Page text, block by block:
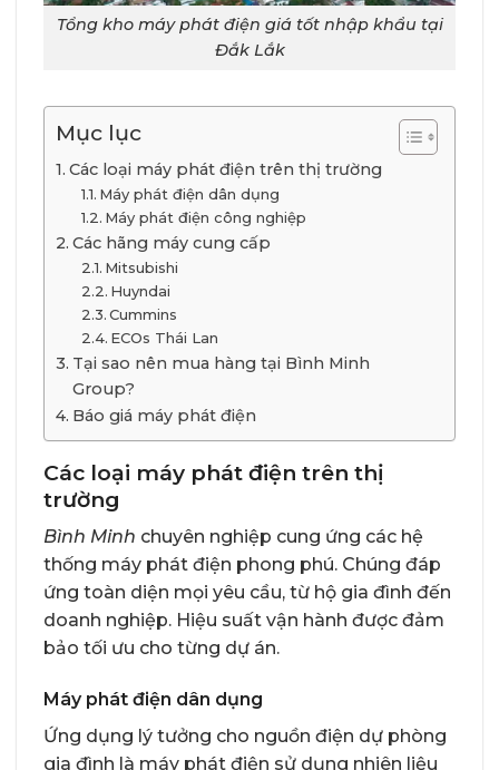
Tổng kho máy phát điện giá tốt nhập khẩu tại
Đắk Lắk
Mục lục
Các loại máy phát điện trên thị trường
Máy phát điện dân dụng
Máy phát điện công nghiệp
Các hãng máy cung cấp
Mitsubishi
Huyndai
Cummins
ECOs Thái Lan
Tại sao nên mua hàng tại Bình Minh
Group?
Báo giá máy phát điện
Các loại máy phát điện trên thị
trường
Bình Minh chuyên nghiệp cung ứng các hệ
thống máy phát điện phong phú. Chúng đáp
ứng toàn diện mọi yêu cầu, từ hộ gia đình đến
doanh nghiệp. Hiệu suất vận hành được đảm
bảo tối ưu cho từng dự án.
Máy phát điện dân dụng
Ứng dụng lý tưởng cho nguồn điện dự phòng
gia đình là máy phát điện sử dụng nhiên liệu